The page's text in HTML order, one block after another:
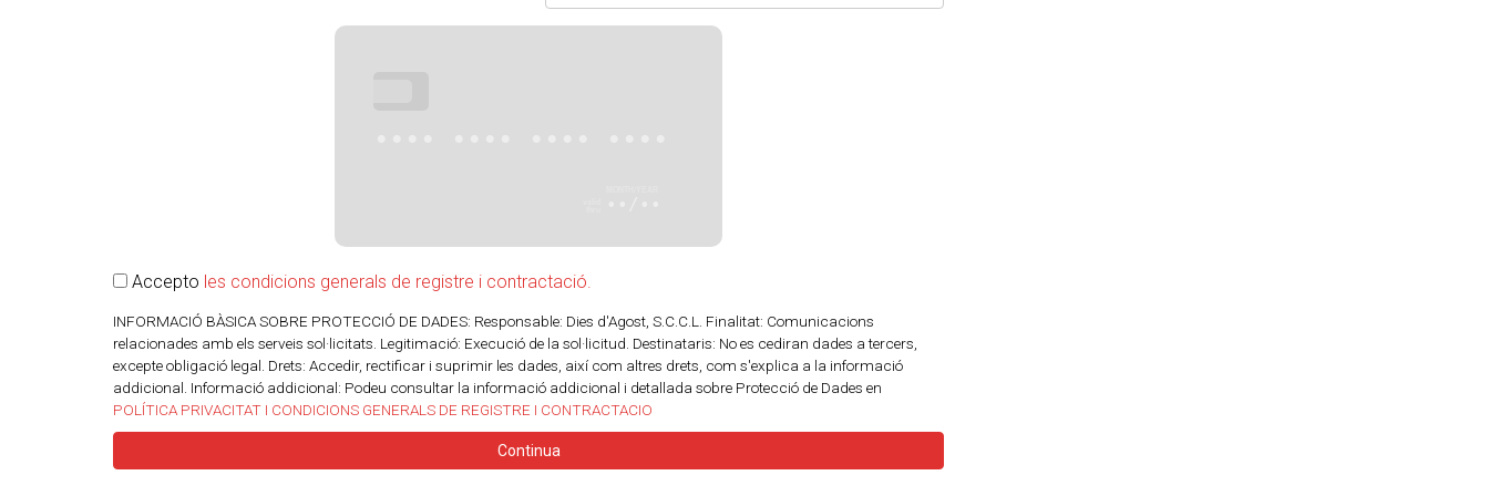
Accepto les condicions generals de registre i contractació.
INFORMACIÓ BÀSICA SOBRE PROTECCIÓ DE DADES: Responsable: Dies d'Agost, S.C.C.L. Finalitat: Comunicacions
relacionades amb els serveis sol·licitats. Legitimació: Execució de la sol·licitud. Destinataris: No es cediran dades a tercers,
excepte obligació legal. Drets: Accedir, rectificar i suprimir les dades, així com altres drets, com s'explica a la informació
addicional. Informació addicional: Podeu consultar la informació addicional i detallada sobre Protecció de Dades en
POLÍTICA PRIVACITAT I CONDICIONS GENERALS DE REGISTRE I CONTRACTACIO